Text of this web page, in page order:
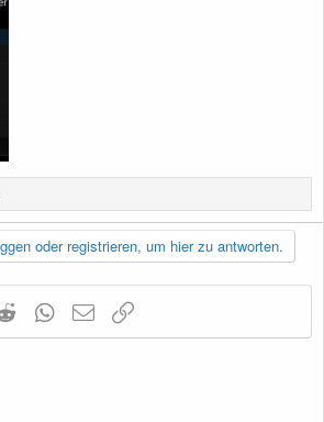
oder registrieren, um hier zu antworten.
Reddit WhatsApp
E-Mail